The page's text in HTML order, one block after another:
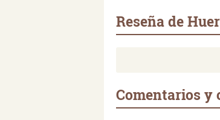
Reseña de
Comentarios y